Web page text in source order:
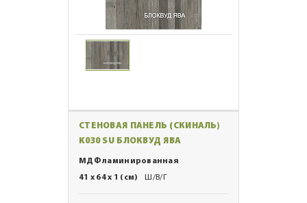
СТЕНОВАЯ ПАНЕЛЬ (СКИНАЛЬ)
K030 SU БЛОКВУД ЯВА
МДФ ламинированная
41 x 64 x 1 (см)
Ш/В/Г